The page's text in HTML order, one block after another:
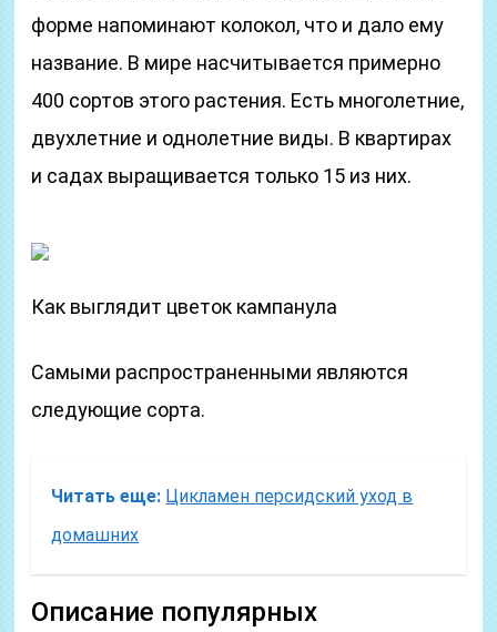
форме напоминают колокол, что и дало ему
название. В мире насчитывается примерно
400 сортов этого растения. Есть многолетние,
двухлетние и однолетние виды. В квартирах
и садах выращивается только 15 из них.
Как выглядит цветок кампанула
Самыми распространенными являются
следующие сорта.
Читать еще: Цикламен персидский уход в
домашних
Описание популярных